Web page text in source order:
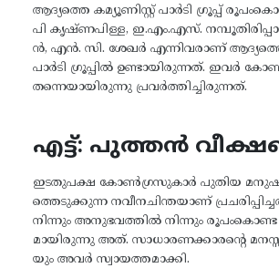
ആദ്യത്തെ കമ്യൂണിസ്റ്റ് പാർടി ഗ്രൂപ്പ്
പി കൃഷ്ണപിള്ള, ഇ.എം.എസ്.
ൻ, എൻ. സി. ശേഖർ എന്നിവരാണ്
പാർടി ഗ്രൂപ്പിൽ ഉണ്ടായിരുന്നത്. ഇവർ
തന്നെയായിരുന്നു പ്രവർത്തിച്ചിരുന്നത്.
എട്ട്: പുത്തൻ
ഇടതുപക്ഷ കോൺഗ്രസുകാർ പുതിയ
ത്തെടുക്കുന്ന നവീനചിന്തയാണ്
നിന്നും അനുഭവത്തിൽ നിന്നും രൂപംകൊണ്ട
മായിരുന്നു അത്. സാധാരണക്കാരന്റെ
യും അവർ സ്വായത്തമാക്കി.